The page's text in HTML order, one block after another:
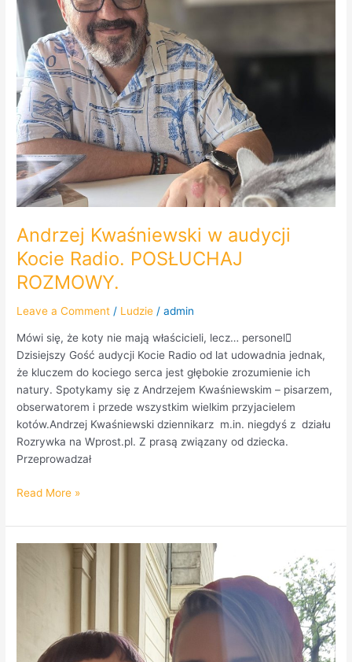
Andrzej Kwaśniewski w audycji
Kocie Radio. POSŁUCHAJ
ROZMOWY.
Leave a Comment / Ludzie /admin
Mówi się, że koty nie mają właścicieli, lecz… personel
Dzisiejszy Gość audycji Kocie Radio od lat udowadnia jednak,
że kluczem do kociego serca jest głębokie zrozumienie ich
natury. Spotykamy się z Andrzejem Kwaśniewskim – pisarzem,
obserwatorem i przede wszystkim wielkim przyjacielem
kotów.Andrzej Kwaśniewski dziennikarz m.in. niegdyś z działu
Rozrywka na Wprost.pl. Z prasą związany od dziecka.
Przeprowadzał
Radio.
POSŁUCHAJ
ROZMOWY.
Read More »
Poreda